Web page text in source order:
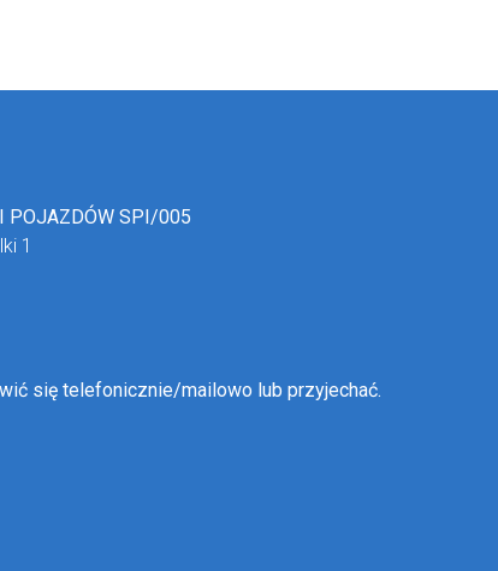
POJAZDÓW SPI/005
1
się telefonicznie/mailowo lub przyjechać.